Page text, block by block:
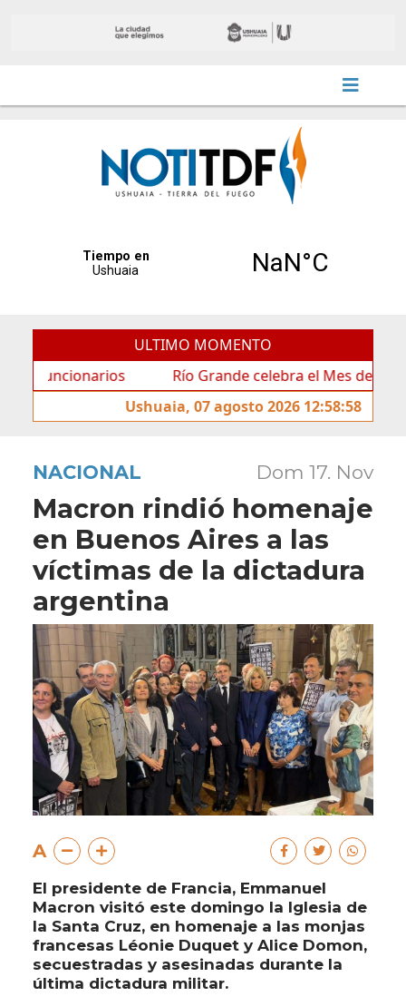
ULTIMO MOMENTO
Río Grande celebra el Mes de las
Ushuaia, 07 agosto 2026 12:58:58
NACIONAL Dom 17. Nov
Macron rindió homenaje
en Buenos Aires a las
víctimas de la dictadura
argentina
A
El presidente de Francia, Emmanuel
Macron visitó este domingo la Iglesia de
la Santa Cruz, en homenaje a las monjas
francesas Léonie Duquet y Alice Domon,
secuestradas y asesinadas durante la
última dictadura militar.